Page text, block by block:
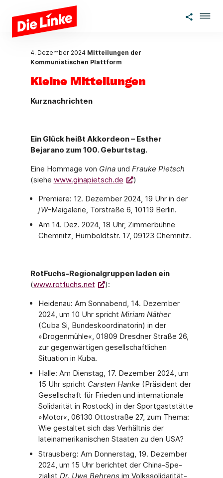
Zum Hauptinhalt springen
4. Dezember 2024 Mitteilungen der
Kommunistischen Plattform
Kleine Mitteilungen
Kurznachrichten
Ein Glück heißt Akkordeon – Esther
Bejarano zum 100. Geburtstag.
Eine Hommage von Ginaund Frauke Pietsch
(siehe www.ginapietsch.de
)
Premiere: 12. Dezember 2024, 19 Uhr in der
jW-Maigalerie, Torstraße 6, 10119 Berlin.
Am 14. Dez. 2024, 18 Uhr, Zimmerbühne
Chemnitz, Humboldtstr. 17, 09123 Chemnitz.
RotFuchs-Regionalgruppen laden ein
(www.rotfuchs.net
):
Heidenau: Am Sonnabend, 14. Dezember
2024, um 10 Uhr spricht Miriam Näther
(Cuba Si, Bundeskoordinatorin) in der
»Drogenmühle«, 01809 Dresdner Straße 26,
zur gegen­wärtigen gesellschaftlichen
Situation in Kuba.
Halle: Am Dienstag, 17. Dezember 2024, um
15 Uhr spricht Carsten Hanke (Präsident der
Gesellschaft für Frieden und internationale
Solidarität in Rostock) in der Sportgast­stätte
»Motor«, 06130 Ottostraße 27, zum Thema:
Wie gestaltet sich das Verhältnis der
lateinamerikanischen Staaten zu den USA?
Strausberg: Am Donnerstag, 19. Dezember
2024, um 15 Uhr berichtet der China-Spe­
zialist Dr. Uwe Behrensim Volkssolidarität-